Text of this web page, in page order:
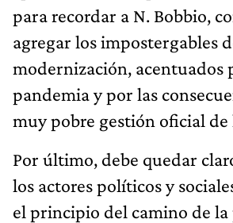
para recordar a N. Bobbio,
agregar los impostergables
modernización, acentuados
pandemia y por las
muy pobre gestión oficial de
Por último, debe quedar
los actores políticos y
el principio del camino de la